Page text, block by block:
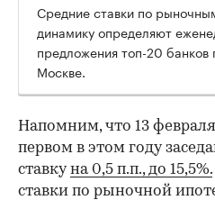
Средние ставки по
динамику определяют
предложения топ-20 банков
Москве.
Напомним, что 13
первом в этом году
ставкуна 0,5 п.п., до 15,5%.
ставки по рыночной